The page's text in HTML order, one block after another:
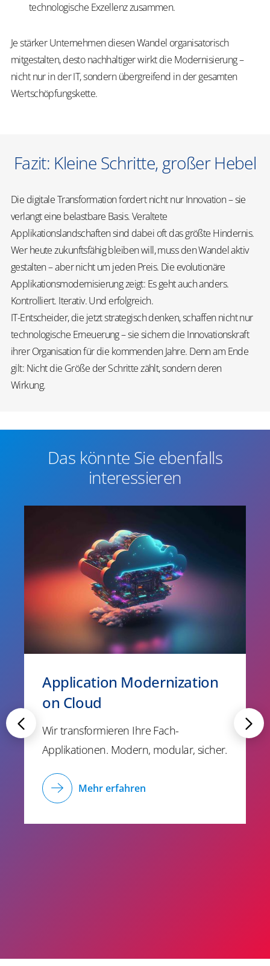
technologische Exzellenz zusammen.
Je stärker Unternehmen diesen Wandel organisatorisch
mitgestalten, desto nachhaltiger wirkt die Modernisierung –
nicht nur in der IT, sondern übergreifend in der gesamten
Wertschöpfungskette.
Fazit: Kleine Schritte, großer Hebel
Die digitale Transformation fordert nicht nur Innovation – sie
verlangt eine belastbare Basis. Veraltete
Applikationslandschaften sind dabei oft das größte Hindernis.
Wer heute zukunftsfähig bleiben will, muss den Wandel aktiv
gestalten – aber nicht um jeden Preis. Die evolutionäre
Applikationsmodernisierung zeigt: Es geht auch anders.
Kontrolliert. Iterativ. Und erfolgreich.
IT-Entscheider, die jetzt strategisch denken, schaffen nicht nur
technologische Erneuerung – sie sichern die Innovationskraft
ihrer Organisation für die kommenden Jahre. Denn am Ende
gilt: Nicht die Größe der Schritte zählt, sondern deren
Wirkung.
Das könnte Sie ebenfalls
interessieren
Application Modernization
on Cloud
Wir transformieren Ihre Fach-
Applikationen. Modern, modular, sicher.
Mehr erfahren